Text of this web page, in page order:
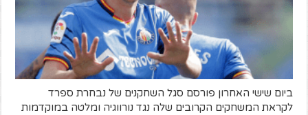
ביום שישי האחרון פורסם סגל השחקנים של נבחרת ספרד
לקראת המשחקים הקרובים שלה נגד נורווגיה ומלטה במוקדמות